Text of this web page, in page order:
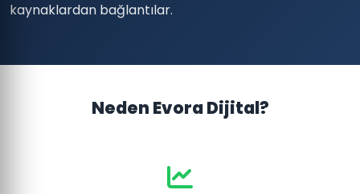
kaynaklardan bağlantılar.
Neden Evora Dijital?